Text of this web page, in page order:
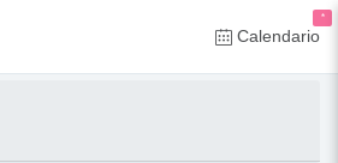
*
Calendario